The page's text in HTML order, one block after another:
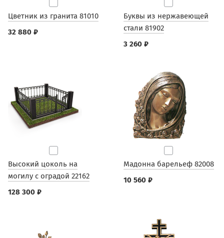
Цветник из гранита 81010
32 880 ₽
Буквы из нержавеющей
стали 81902
3 260 ₽
Высокий цоколь на
могилу с оградой 22162
128 300 ₽
Мадонна барельеф 82008
10 560 ₽